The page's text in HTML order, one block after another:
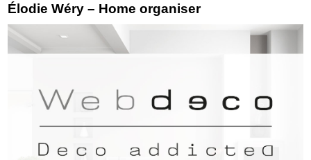
Élodie Wéry – Home organiser